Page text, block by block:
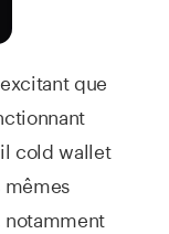
que
cold wallet